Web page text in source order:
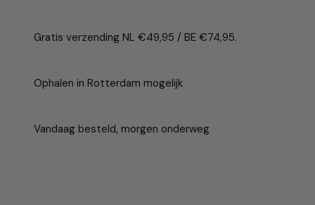
Gratis verzending NL €49,95 / BE €74,95.
Ophalen in Rotterdam mogelijk
Vandaag besteld, morgen onderweg